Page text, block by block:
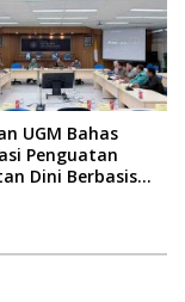
UGM Bahas
Penguatan
Dini Berbasis